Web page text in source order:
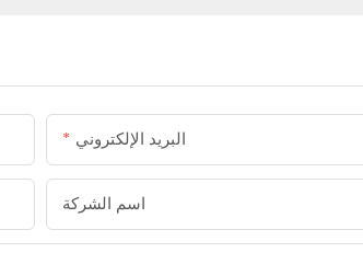
البريد الإلكتروني
اسم الشركة